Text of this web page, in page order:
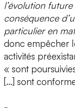
l’évolution
conséquence
particulier en
donc empêcher
activités
« sont
[…] sont